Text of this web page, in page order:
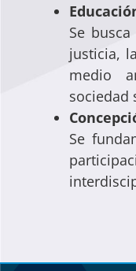
Se
justicia,
medio
sociedad
Se